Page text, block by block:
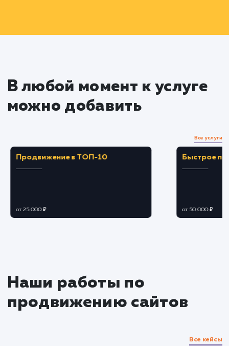
возврата товаров согласно требованиям
Оптимизация карточек товаров
оптимизируем описания, заголовки и
фотографии.
Подбираем оптимальные цены и скидки,
Настраиваем участие в акциях и
спецпредложениях Яндекс Маркета.
Подключаем и настраиваем возможности